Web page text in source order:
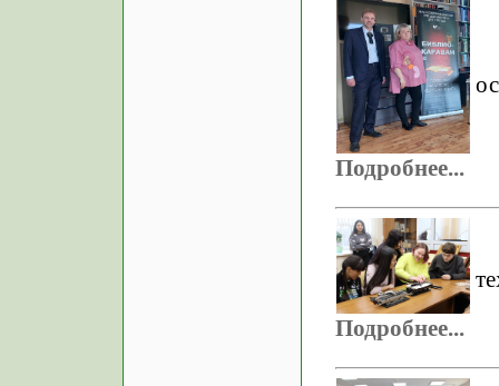
Подробнее...
Подробнее...